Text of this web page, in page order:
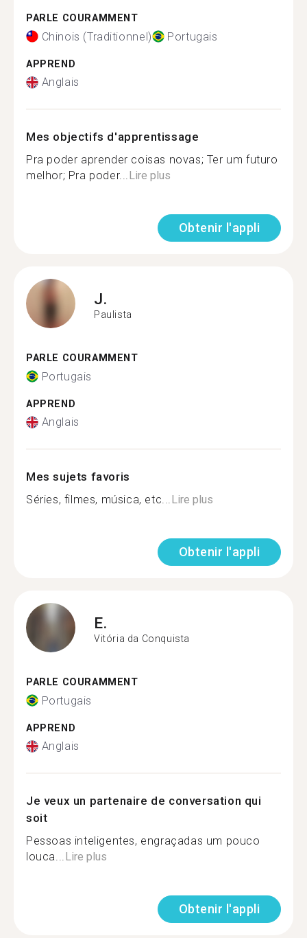
PARLE COURAMMENT
Chinois (Traditionnel) Portugais
APPREND
Anglais
Mes objectifs d'apprentissage
Pra poder aprender coisas novas; Ter um futuro
melhor; Pra poder...Lire plus
Obtenir l'appli
J.
Paulista
PARLE COURAMMENT
Portugais
APPREND
Anglais
Mes sujets favoris
Séries, filmes, música, etc...Lire plus
Obtenir l'appli
E.
Vitória da Conquista
PARLE COURAMMENT
Portugais
APPREND
Anglais
Je veux un partenaire de conversation qui
soit
Pessoas inteligentes, engraçadas um pouco
louca...Lire plus
Obtenir l'appli